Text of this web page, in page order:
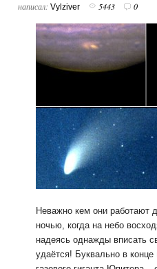
написал: Vylziver 5443 0
Неважно кем они работают
ночью, когда на небо
надеясь однажды вписать
удаётся! Буквально в